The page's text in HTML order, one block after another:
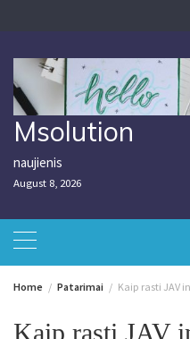
Msolution
naujienis
August 8, 2026
Home Patarimai Kaip rasti JAV
Kaip rasti JAV